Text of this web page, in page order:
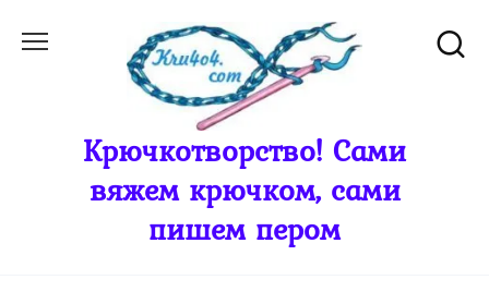
Крючкотворство! Сами
вяжем крючком, сами
пишем пером